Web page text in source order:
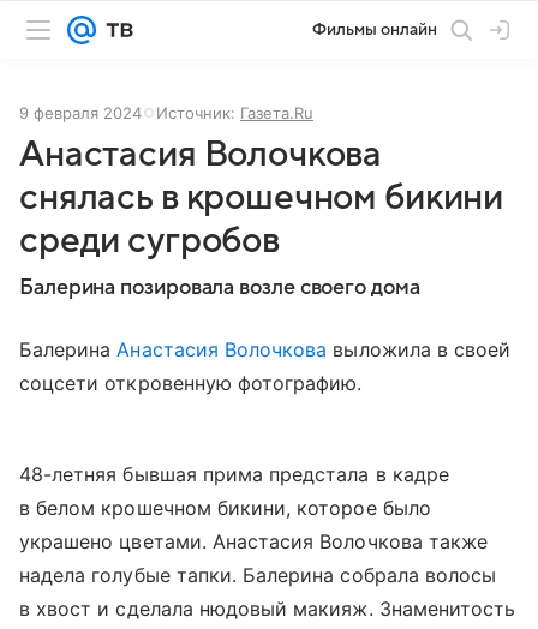
Фильмы онлайн
9 февраля 2024 Источник: Газета.Ru
Анастасия Волочкова
снялась в крошечном бикини
среди сугробов
Балерина позировала возле своего дома
БалеринаАнастасия Волочкова выложила в своей
соцсети откровенную фотографию.
48-летняя бывшая прима предстала в кадре
в белом крошечном бикини, которое было
украшено цветами. Анастасия Волочкова также
надела голубые тапки. Балерина собрала волосы
в хвост и сделала нюдовый макияж. Знаменитость